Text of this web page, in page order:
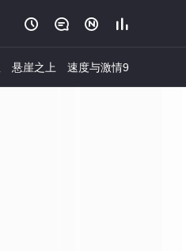
   
悬崖之上 速度与激情9